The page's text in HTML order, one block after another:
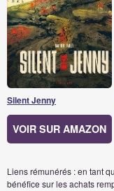
Silent Jenny
VOIR SUR AMAZON
Liens rémunérés : en tant
bénéfice sur les achats